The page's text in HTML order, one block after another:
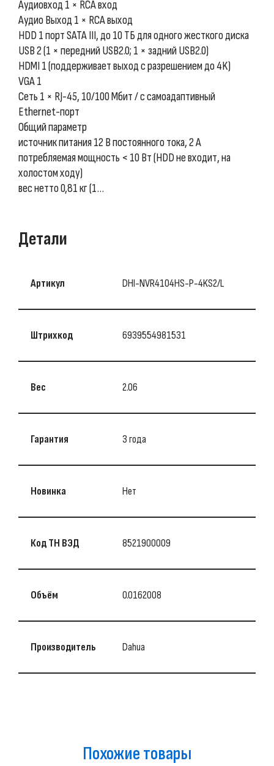
Аудиовход 1 × RCA вход
Аудио Выход 1 × RCA выход
HDD 1 порт SATA III, до 10 ТБ для одного жесткого диска
USB 2 (1 × передний USB2.0; 1 × задний USB2.0)
HDMI 1 (поддерживает выход с разрешением до 4K)
VGA 1
Сеть 1 × RJ-45, 10/100 Мбит / с самоадаптивный
Ethernet-порт
Общий параметр
источник питания 12 В постоянного тока, 2 А
потребляемая мощность < 10 Вт (HDD не входит, на
холостом ходу)
вес нетто 0,81 кг (1…
Детали
Артикул DHI-NVR4104HS-P-4KS2/L
Штрихкод 6939554981531
Вес 2.06
Гарантия 3 года
Новинка Нет
Код ТН ВЭД 8521900009
Объём 0.0162008
Производитель Dahua
Похожие товары